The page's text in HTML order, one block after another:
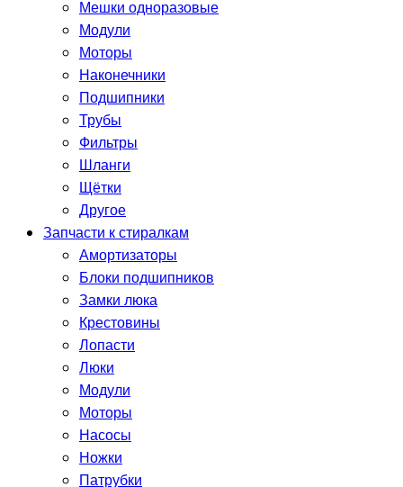
Мешки одноразовые
Модули
Моторы
Наконечники
Подшипники
Трубы
Фильтры
Шланги
Щётки
Другое
Запчасти к стиралкам
Амортизаторы
Блоки подшипников
Замки люка
Крестовины
Лопасти
Люки
Модули
Моторы
Насосы
Ножки
Патрубки